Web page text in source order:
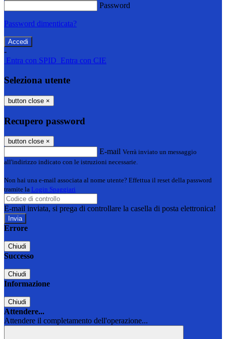
Password
Password dimenticata?
-
Entra con SPID Entra con CIE
Seleziona utente
button close ×
Recupero password
button close ×
E-mail Verrà inviato un messaggio
all'indirizzo indicato con le istruzioni necessarie.
Non hai una e-mail associata al nome utente? Effettua il reset della password
tramite la Login Spaggiari
E-mail inviata, si prega di controllare la casella di posta elettronica!
Errore
Chiudi
Successo
Chiudi
Informazione
Chiudi
Attendere...
Attendere il completamento dell'operazione...